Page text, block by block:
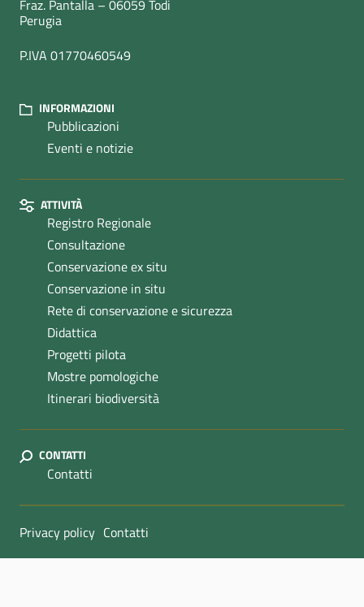
Fraz. Pantalla – 06059 Todi
Perugia
P.IVA 01770460549
INFORMAZIONI
Pubblicazioni
Eventi e notizie
ATTIVITÀ
Registro Regionale
Consultazione
Conservazione ex situ
Conservazione in situ
Rete di conservazione e sicurezza
Didattica
Progetti pilota
Mostre pomologiche
Itinerari biodiversità
CONTATTI
Contatti
Sezione Link Utili
Privacy policy Contatti